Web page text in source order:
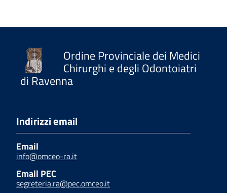
Ordine Provinciale dei Medici
Chirurghi e degli Odontoiatri
di Ravenna
Indirizzi email
Email
info@omceo-ra.it
Email PEC
segreteria.ra@pec.omceo.it